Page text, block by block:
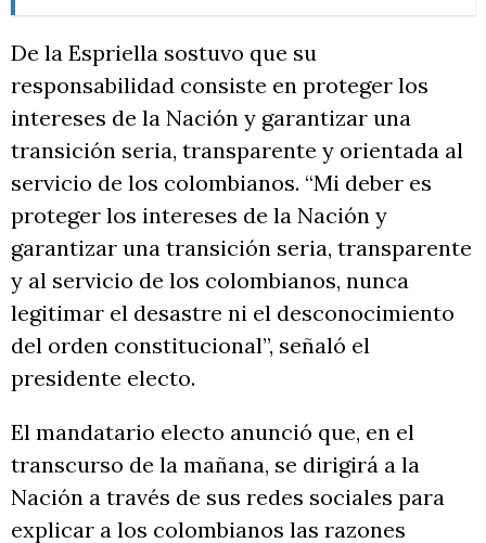
De la Espriella sostuvo que su
responsabilidad consiste en proteger los
intereses de la Nación y garantizar una
transición seria, transparente y orientada al
servicio de los colombianos. “Mi deber es
proteger los intereses de la Nación y
garantizar una transición seria, transparente
y al servicio de los colombianos, nunca
legitimar el desastre ni el desconocimiento
del orden constitucional”, señaló el
presidente electo.
El mandatario electo anunció que, en el
transcurso de la mañana, se dirigirá a la
Nación a través de sus redes sociales para
explicar a los colombianos las razones